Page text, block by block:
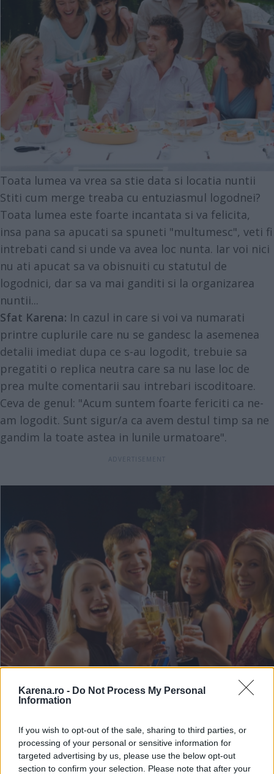
Karena.ro - Do Not Process My Personal
Information
If you wish to opt-out of the sale, sharing to third parties, or
processing of your personal or sensitive information for
targeted advertising by us, please use the below opt-out
section to confirm your selection. Please note that after your
Toata lumea va vrea sa stie data si locatia nuntii
Stiti cum merge treaba cu entuziasmul logodnei?
Toata lumea este foarte incantata si va felicita,
insa pana sa apucati sa spuneti "multumesc", veti fi
intrebati cand si unde va avea loc nunta. Iar voi nici
nu ati apucat sa va obisnuiti cu statutul de
logodnici, dar sa va mai ganditi si la organizarea
nuntii...
Sfat Karena: In cazul in care si voi va numarati
printre cuplurile care nu se gandesc la asemenea
detalii imediat dupa ce s-au logodit, trebuie sa
pregatiti o replica neutra care sa nu lase loc de
prea multe comentarii sau intrebari iscoditoare.
Ceva de genul: "Acum suntem foarte fericiti ca ne-
am logodit. Sunt sigur/a ca avem destul timp sa ne
gandim la toate astea in lunile urmatoare".
Nu trebuie nici sa va mirati, nici sa va suparati
atunci cand cunoscutii vor reactiona la vestea
logodnei voastre. In fiecare anturaj exista persoane